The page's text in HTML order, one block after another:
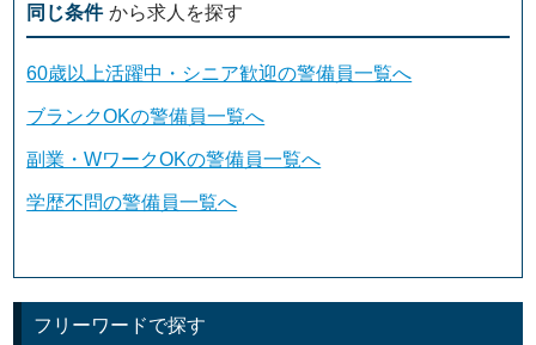
同じ条件 から求人を探す
60歳以上活躍中・シニア歓迎の警備員一覧へ
ブランクOKの警備員一覧へ
副業・WワークOKの警備員一覧へ
学歴不問の警備員一覧へ
フリーワードで探す